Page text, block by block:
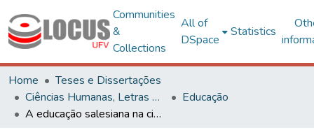
Communities
&
Collections
All of
DSpace
Statistics
Home
Teses e Dissertações
Ciências Humanas, Letras e Artes
Educação
A educação salesiana na cidade de Ponte Nova – Minas Gerais e a formação de professoras na Primeira República